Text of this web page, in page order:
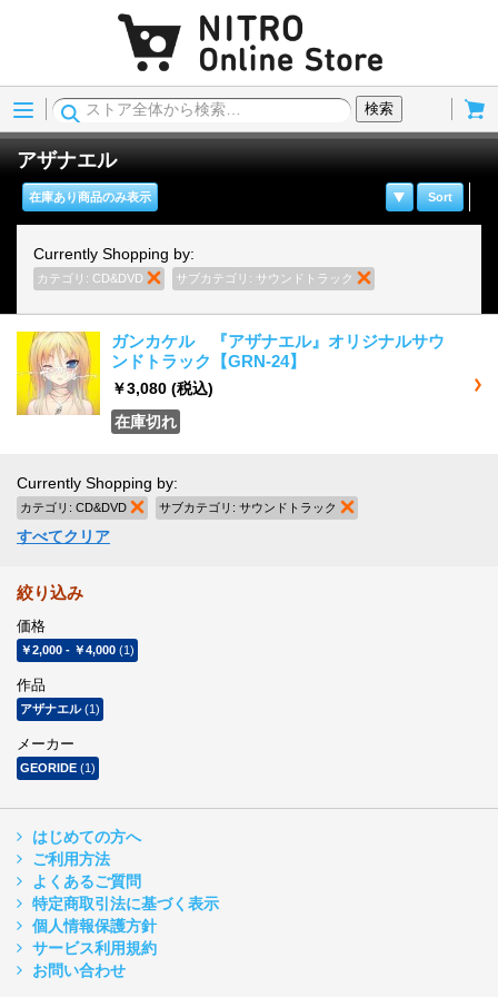
Menu
検索
アザナエル
Sort
在庫あり商品のみ表示
Currently Shopping by:
カテゴリ: CD&DVD 商品の削除
サブカテゴリ: サウンドトラック
ガンカケル 『アザナエル』オリジナルサウ
ンドトラック【GRN-24】
￥3,080 (税込)
在庫切れ
Currently Shopping by:
カテゴリ: CD&DVD 商品の削除
サブカテゴリ: サウンドトラック
すべてクリア
絞り込み
価格
￥2,000 - ￥4,000 (1)
作品
アザナエル(1)
メーカー
GEORIDE (1)
はじめての方へ
ご利用方法
よくあるご質問
特定商取引法に基づく表示
個人情報保護方針
サービス利用規約
お問い合わせ